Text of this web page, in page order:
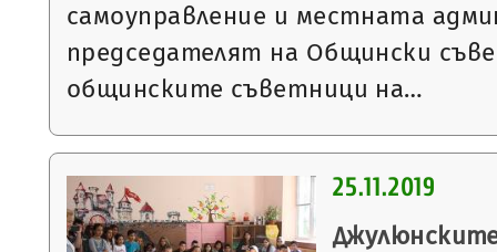
самоуправление и местната
председателят на Общински
общинските съветници на…
25.11.2019